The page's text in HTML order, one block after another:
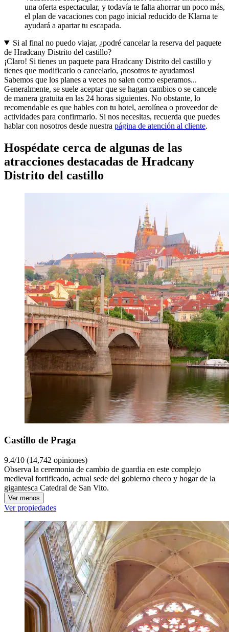
una oferta espectacular, y todavía te falta ahorrar un poco más,
el plan de vacaciones con pago inicial reducido de Klarna te
ayudará a apartar tu escapada.
Si al final no puedo viajar, ¿podré cancelar la reserva del paquete
de Hradcany Distrito del castillo?
¡Claro! Si tienes un paquete para Hradcany Distrito del castillo y
tienes que modificarlo o cancelarlo, ¡nosotros te ayudamos!
Sabemos que los planes a veces no salen como esperamos...
Generalmente, se suele aceptar que se hagan cambios o se cancele
de manera gratuita en las 24 horas siguientes. No obstante, lo
recomendable es que hables con tu hotel, aerolínea o proveedor de
actividades para confirmarlo. Si nos necesitas, recuerda que puedes
hablar con nosotros desde nuestra página de atención al cliente.
Hospédate cerca de algunas de las
atracciones destacadas de Hradcany
Distrito del castillo
Castillo de Praga
9.4/10 (14,742 opiniones)
Observa la ceremonia de cambio de guardia en este complejo
medieval fortificado, actual sede del gobierno checo y hogar de la
gigantesca Catedral de San Vito.
Ver menos
Ver propiedades